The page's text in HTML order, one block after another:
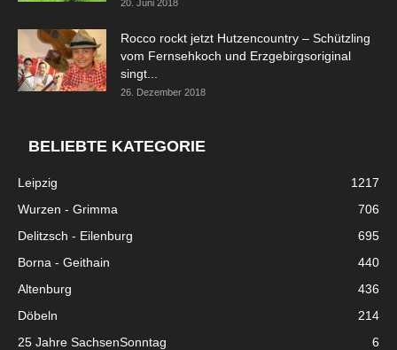
20. Juni 2018
Rocco rockt jetzt Hutzencountry – Schützling
vom Fernsehkoch und Erzgebirgsoriginal
singt...
26. Dezember 2018
BELIEBTE KATEGORIE
Leipzig
1217
Wurzen - Grimma
706
Delitzsch - Eilenburg
695
Borna - Geithain
440
Altenburg
436
Döbeln
214
25 Jahre SachsenSonntag
6